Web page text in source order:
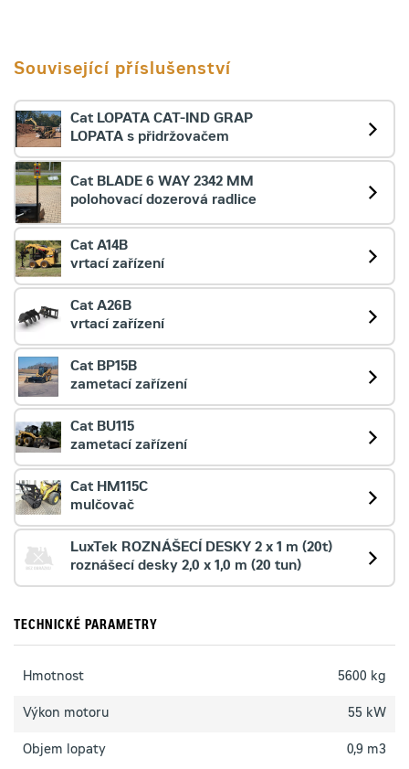
Související příslušenství
Cat LOPATA CAT-IND GRAP
LOPATA s přidržovačem
Cat BLADE 6 WAY 2342 MM
polohovací dozerová radlice
Cat A14B
vrtací zařízení
Cat A26B
vrtací zařízení
Cat BP15B
zametací zařízení
Cat BU115
zametací zařízení
Cat HM115C
mulčovač
LuxTek ROZNÁŠECÍ DESKY 2 x 1 m (20t)
roznášecí desky 2,0 x 1,0 m (20 tun)
TECHNICKÉ PARAMETRY
Hmotnost 5600 kg
Výkon motoru 55 kW
Objem lopaty 0,9 m3